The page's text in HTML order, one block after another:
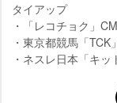
タイアップ
・「レコチョク」
・東京都競馬「TCK
・ネスレ日本「キ